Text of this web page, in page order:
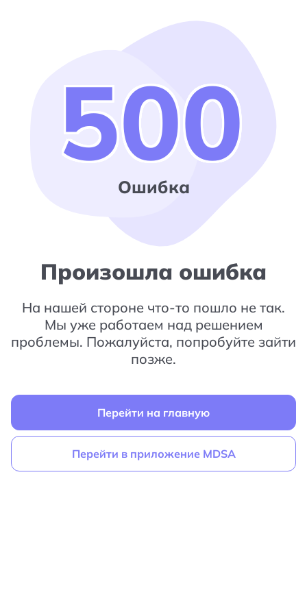
500
Ошибка
Произошла ошибка
На нашей стороне что-то пошло не так.
Мы уже работаем над решением
проблемы. Пожалуйста, попробуйте зайти
позже.
Перейти на главную
Перейти в приложение MDSA